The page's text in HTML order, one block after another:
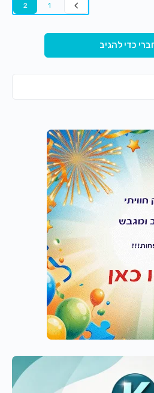
1
2
כדי להגיב